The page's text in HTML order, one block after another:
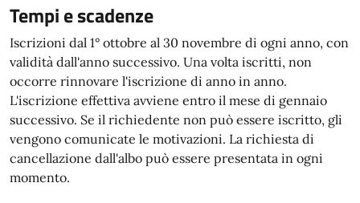
Tempi e scadenze
Iscrizioni dal 1° ottobre al 30 novembre di ogni anno, con
validità dall'anno successivo. Una volta iscritti, non
occorre rinnovare l'iscrizione di anno in anno.
L'iscrizione effettiva avviene entro il mese di gennaio
successivo. Se il richiedente non può essere iscritto, gli
vengono comunicate le motivazioni. La richiesta di
cancellazione dall'albo può essere presentata in ogni
momento.